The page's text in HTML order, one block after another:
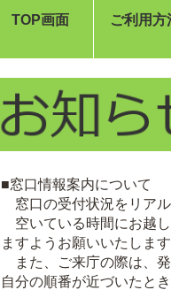
TOP画面 ご利用方
■窓口情報案内について
窓口の受付状況をリア
空いている時間にお越
ますようお願いいたします
また、ご来庁の際は、
自分の順番が近づいたと